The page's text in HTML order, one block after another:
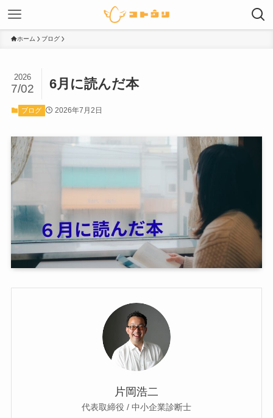
ホーム ブログ
6月に読んだ本
2026
7/02
ブログ 2026年7月2日
片岡浩二
代表取締役 / 中小企業診断士